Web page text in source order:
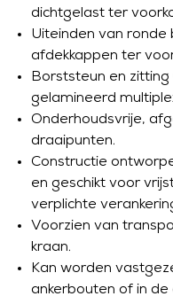
dichtgelast ter
Uiteinden van ronde
afdekkappen ter
Borststeun en
gelamineerd
Onderhoudsvrije,
draaipunten.
Constructie
en geschikt voor
verplichte
Voorzien van
kraan.
Kan worden
ankerbouten of in